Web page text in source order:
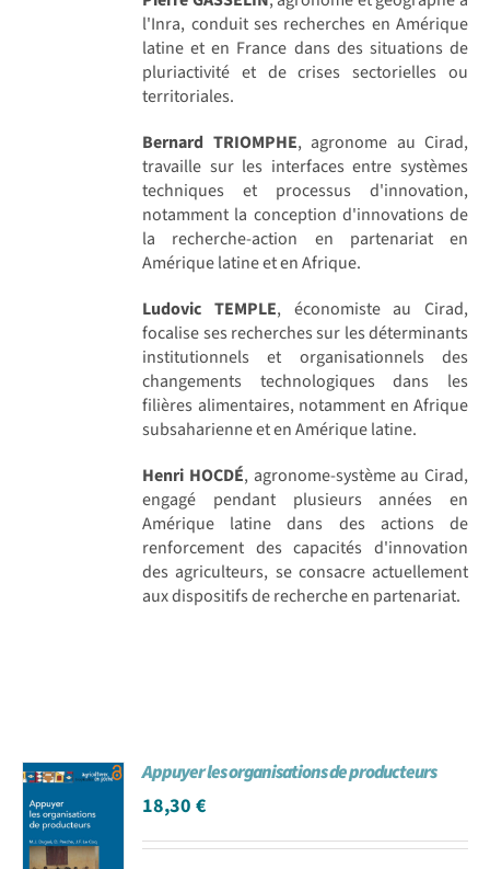
l'Inra, conduit ses recherches en Amérique
latine et en France dans des situations de
pluriactivité et de crises sectorielles ou
territoriales.
Bernard TRIOMPHE, agronome au Cirad,
travaille sur les interfaces entre systèmes
techniques et processus d'innovation,
notamment la conception d'innovations de
la recherche-action en partenariat en
Amérique latine et en Afrique.
Ludovic TEMPLE, économiste au Cirad,
focalise ses recherches sur les déterminants
institutionnels et organisationnels des
changements technologiques dans les
filières alimentaires, notamment en Afrique
subsaharienne et en Amérique latine.
Henri HOCDÉ, agronome-système au Cirad,
engagé pendant plusieurs années en
Amérique latine dans des actions de
renforcement des capacités d'innovation
des agriculteurs, se consacre actuellement
aux dispositifs de recherche en partenariat.
Appuyer les organisations de producteurs
18,30€